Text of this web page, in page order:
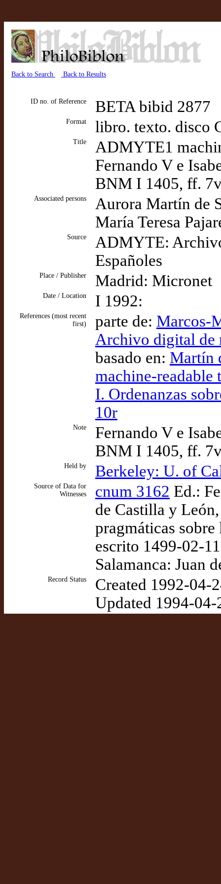
Back to Search Back to Results
ID no. of Reference BETA bibid 2877
Format libro. texto. disco
Title
ADMYTE1
Fernando V e
BNM I 1405, ff.
Associated persons
Aurora Martín de
María Teresa
Source
ADMYTE:
Españoles
Place / Publisher Madrid: Micronet
Date / Location I 1992:
References (most recent
first)
parte de: Marcos-
Archivo digital de
basado en: Martín
machine-readable
I. Ordenanzas
10r
Note
Fernando V e
BNM I 1405, ff.
Held by Berkeley: U. of
Source of Data for
Witnesses
cnum 3162 Ed.:
de Castilla y
pragmáticas
escrito 1499-02-
Salamanca: Juan
Record Status
Created 1992-04-
Updated 1994-04-